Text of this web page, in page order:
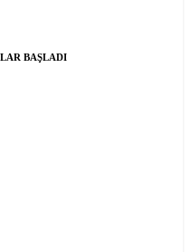
BAŞLADI